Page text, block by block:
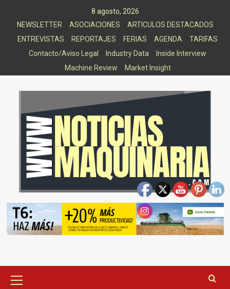
8 agosto, 2026
NEWSLETTER
ASOCIACIONES
ARTICULOS DESTACADOS
ENTREVISTAS
REPORTAJES FERIAS AGENDA
TARIFAS
Contacto/Aviso Legal
Industry Data
Inside Interview
Machine Review
Market Insight
principal